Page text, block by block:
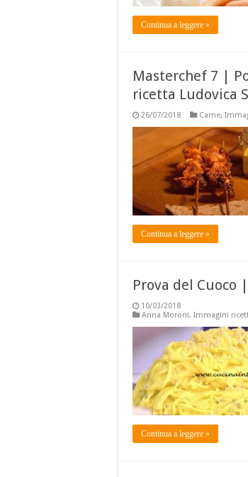
Continua a leggere »
Masterchef 7 |
ricetta Ludovica
26/07/2018 Carne,
Continua a leggere »
Prova del
10/03/2018
Anna Moroni, Immagini
Continua a leggere »